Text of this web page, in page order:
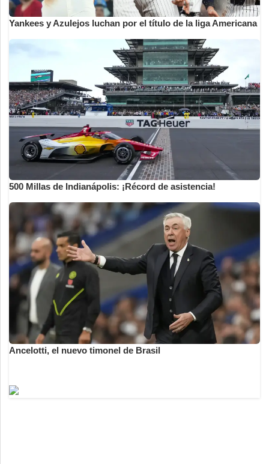
Yankees y Azulejos luchan por el título de la liga Americana
500 Millas de Indianápolis: ¡Récord de asistencia!
Ancelotti, el nuevo timonel de Brasil